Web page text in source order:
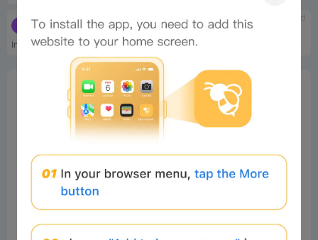
townsquare
Institution-backed yield infrastructure
tbd
Solstice
DeFi optimization protocol
Bee Score
4.7
0%
Comments New